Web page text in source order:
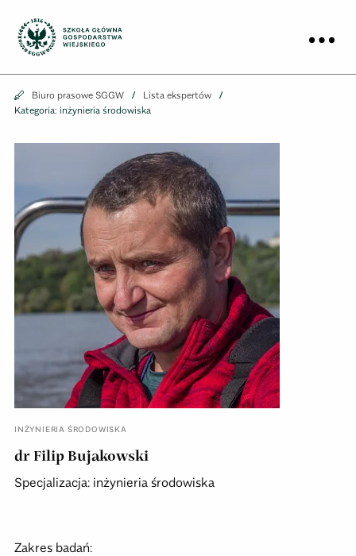
Biuro prasowe
Biuro prasowe
Biuro prasowe SGGW
Lista ekspertów
Kategoria: inżynieria środowiska
INŻYNIERIA ŚRODOWISKA
dr Filip Bujakowski
Specjalizacja: inżynieria środowiska
Zakres badań: